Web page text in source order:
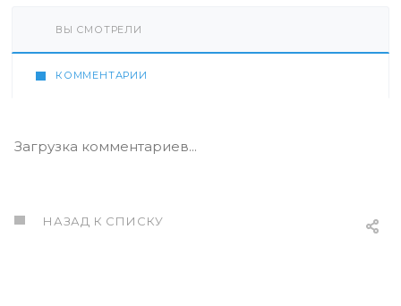
ВЫ СМОТРЕЛИ
КОММЕНТАРИИ
Загрузка комментариев...
НАЗАД К СПИСКУ